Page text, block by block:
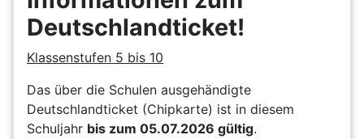
Deutschlandticket!
Klassenstufen 5 bis 10
Das über die Schulen ausgehändigte
Deutschlandticket (Chipkarte) ist in diesem
Schuljahr bis zum 05.07.2026 gültig.